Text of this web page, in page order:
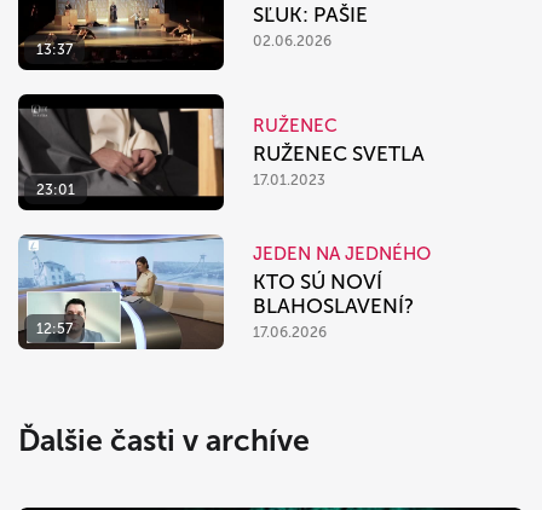
13:37
SĽUK: PAŠIE
02.06.2026
23:01
RUŽENEC
RUŽENEC SVETLA
17.01.2023
12:57
JEDEN NA JEDNÉHO
KTO SÚ NOVÍ
BLAHOSLAVENÍ?
17.06.2026
Ďalšie časti v archíve